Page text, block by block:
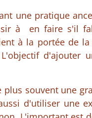
une pratique
à en faire s'il
à la portée de
d'ajouter
souvent une
d'utiliser une